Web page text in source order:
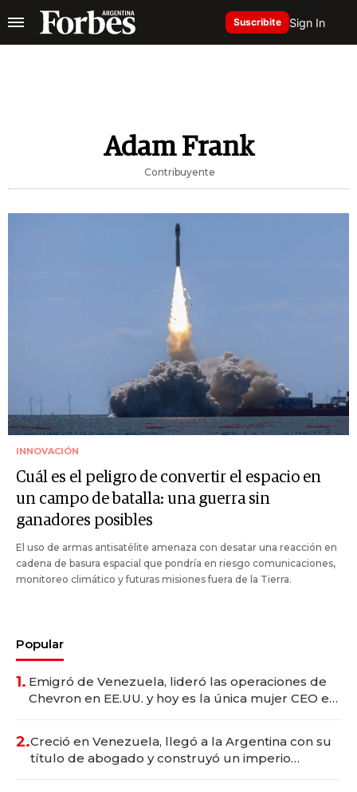
Suscribite Sign In
Adam Frank
Contribuyente
INNOVACIÓN
Cuál es el peligro de convertir el espacio en
un campo de batalla: una guerra sin
ganadores posibles
El uso de armas antisatélite amenaza con desatar una reacción en
cadena de basura espacial que pondría en riesgo comunicaciones,
monitoreo climático y futuras misiones fuera de la Tierra.
Popular
1. Emigró de Venezuela, lideró las operaciones de
Chevron en EE.UU. y hoy es la única mujer CEO en
2.Creció en Venezuela, llegó a la Argentina con su
título de abogado y construyó un imperio